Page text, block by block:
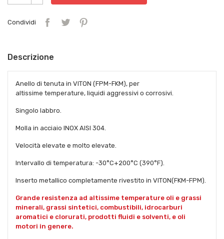
Condividi
Descrizione
Anello di tenuta in VITON (FPM-FKM), per
altissime temperature, liquidi aggressivi o corrosivi.
Singolo labbro.
Molla in acciaio INOX AISI 304.
Velocità elevate e molto elevate.
Intervallo di temperatura: -30°C+200°C (390°F).
Inserto metallico completamente rivestito in VITON(FKM-FPM).
Grande resistenza ad altissime temperature oli e grassi
minerali, grassi sintetici, combustibili, idrocarburi
aromatici e clorurati, prodotti fluidi e solventi, e oli
motori in genere.